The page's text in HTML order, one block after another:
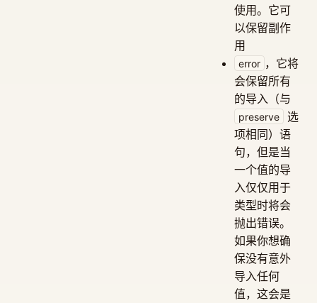
使用。它可
以保留副作
用
error ，它将
会保留所有
的导入（与
preserve
选
项相同）语
句，但是当
一个值的导
入仅仅用于
类型时将会
抛出错误。
如果你想确
保没有意外
导入任何
值，这会是